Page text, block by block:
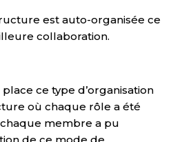
est auto-organisée ce
collaboration.
ce type d’organisation
où chaque rôle a été
membre a pu